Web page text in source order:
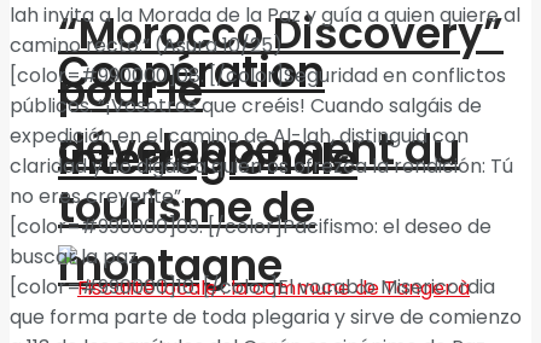
“Morocco Discovery”
pour le
développement du
tourisme de
montagne
Coopération
interrégionale
lah invita a la Morada de la Paz y guía a quien quiere al
camino recto.” (Asura 10/25)
[color=#990000]08. [/color]Seguridad en conflictos
públicos. “¡Vosotros que creéis! Cuando salgáis de
expedición en el camino de Al-lah, distinguid con
claridad y no digáis a quien os ofrezca la rendición: Tú
no eres creyente”.
[color=#990000]09. [/color]Pacifismo: el deseo de
buscar la paz.
[color=#990000]10. [/color]El vocablo Misericordia
que forma parte de toda plegaria y sirve de comienzo